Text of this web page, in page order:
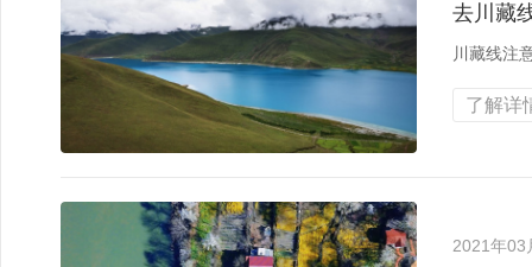
去川藏
川藏线注
了解详
2021年03